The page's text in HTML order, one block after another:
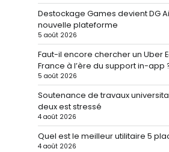
Destockage Games devient DG
nouvelle plateforme
5 août 2026
Faut-il encore chercher un Uber
France à l’ère du support in-app
5 août 2026
Soutenance de travaux
deux est stressé
4 août 2026
Quel est le meilleur utilitaire 5
4 août 2026